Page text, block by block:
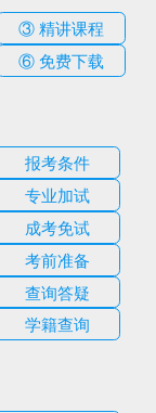
③ 精讲课程
⑥ 免费下载
报考条件
专业加试
成考免试
考前准备
查询答疑
学籍查询